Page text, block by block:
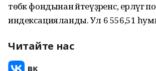
төбәк фондынан әйтеүҙәренсә, ерләүгә
индексацияланды. Ул 6 556,51
Читайте нас